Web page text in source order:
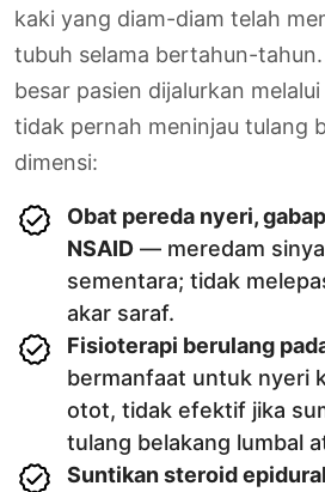
kaki yang diam-diam telah
tubuh selama bertahun-
besar pasien dijalurkan
tidak pernah meninjau tulang
dimensi:
Obat pereda nyeri,
NSAID — meredam
sementara; tidak
akar saraf.
Fisioterapi berulang
bermanfaat untuk nyeri
otot, tidak efektif jika
tulang belakang lumbal
Suntikan steroid